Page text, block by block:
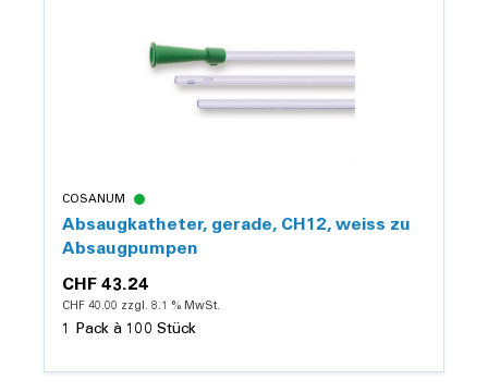
COSANUM
Absaugkatheter, gerade, CH12, weiss zu
Absaugpumpen
CHF 43.24
CHF 40.00 zzgl. 8.1 % MwSt.
1 Pack à 100 Stück